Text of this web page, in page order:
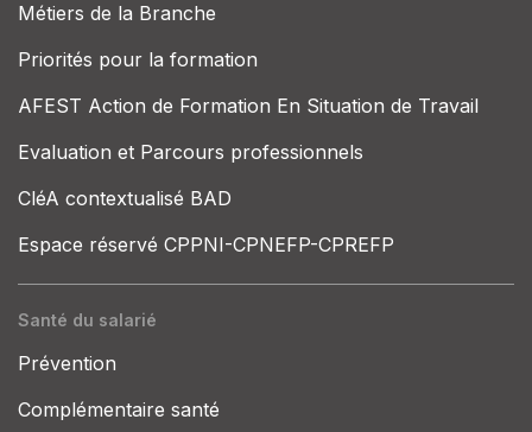
Métiers de la Branche
Priorités pour la formation
AFEST Action de Formation En Situation de Travail
Evaluation et Parcours professionnels
CléA contextualisé BAD
Espace réservé CPPNI-CPNEFP-CPREFP
Santé du salarié
Prévention
Complémentaire santé